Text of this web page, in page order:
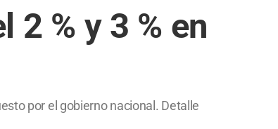
% y 3 % en
por el gobierno nacional. Detalle